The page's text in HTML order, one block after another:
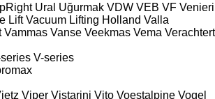
Ural Uğurmak VDW VEB VF Venieri
Lift Vacuum Lifting Holland Valla
Vammas Vanse Veekmas Vema Verachtert
V-series
Viper Vistarini Vito Voestalpine Vogel